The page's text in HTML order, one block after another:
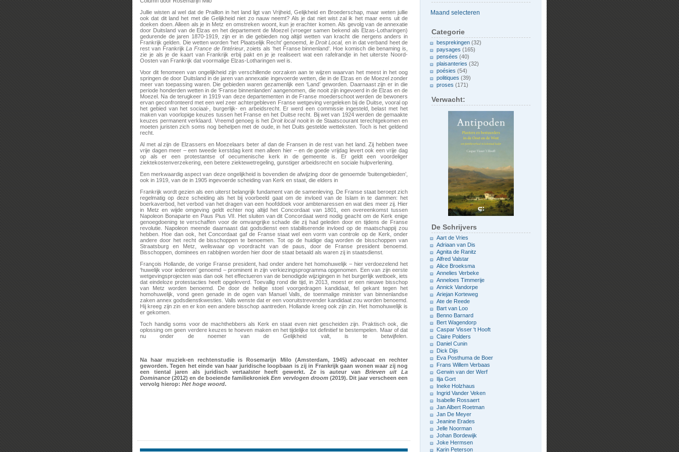
Jullie wisten al wel dat de Praillon in het land ligt van Vrijheid, Gelijkheid en Broederschap, maar weten jullie
ook dat dit land het met die Gelijkheid niet zo nauw neemt? Als je dat niet wist zal ik het maar eens uit de
doeken doen. Alleen als je in Metz en omstreken woont, kun je erachter komen. Als gevolg van de annexatie
door Duitsland van de Elzas en het departement de Moezel (vroeger samen bekend als Elzas-Lotharingen)
gedurende de jaren 1870-1919, zijn er in die gebieden nog altijd wetten van kracht die nergens anders in
Frankrijk gelden. Die wetten worden ‘het Plaatselijk Recht’ genoemd, le Droit Local, en in dat verband heet de
rest van FrankrijkLa France de l’intérieur, zoiets als ‘het Franse binnenland’. Hoe komisch die benaming is,
zie je als je de kaart van Frankrijk erbij pakt en je je realiseert wat een rafelrandje in het uiterste Noord-
Oosten van Frankrijk dat voormalige Elzas-Lotharingen wel is.
Voor dit fenomeen van ongelijkheid zijn verschillende oorzaken aan te wijzen waarvan het meest in het oog
springen de door Duitsland in de jaren van annexatie ingevoerde wetten, die in de Elzas en de Moezel zonder
meer van toepassing waren. Die gebieden waren gezamenlijk een ‘Land’ geworden. Daarnaast zijn er in die
periode honderden wetten in de ‘Franse binnenlanden’ aangenomen, die nooit zijn ingevoerd in de Elzas en de
Moezel. Na de terugkeer in 1919 van deze departementen in de Franse moederschoot werden de bewoners
ervan geconfronteerd met een wel zeer achtergebleven Franse wetgeving vergeleken bij de Duitse, vooral op
het gebied van het sociaal-, burgerlijk- en arbeidsrecht. Er werd een commissie ingesteld, belast met het
maken van voorlopige keuzes tussen het Franse en het Duitse recht. Bij wet van 1924 werden de gemaakte
keuzes permanent verklaard. Vreemd genoeg is het Droit localnooit in de Staatscourant terechtgekomen en
moeten juristen zich soms nog behelpen met de oude, in het Duits gestelde wetteksten. Toch is het geldend
recht.
Al met al zijn de Elzassers en Moezelaars beter af dan de Fransen in de rest van het land. Zij hebben twee
vrije dagen meer – een tweede kerstdag kent men alleen hier – en de goede vrijdag levert ook een vrije dag
op als er een protestantse of oecumenische kerk in de gemeente is. Er geldt een voordeliger
ziektekostenverzekering, een betere ziektewetregeling, gunstiger arbeidsrecht en sociale hulpverlening.
Een merkwaardig aspect van deze ongelijkheid is bovendien de afwijzing door de genoemde ‘buitengebieden’,
ook in 1919, van de in 1905 ingevoerde scheiding van Kerk en staat, die elders in
Frankrijk wordt gezien als een uiterst belangrijk fundament van de samenleving. De Franse staat beroept zich
regelmatig op deze scheiding als het bij voorbeeld gaat om de invloed van de Islam in te dammen: het
boerkaverbod, het verbod van het dragen van een hoofddoek voor ambtenaressen en wat dies meer zij. Hier
in Metz en wijde omgeving geldt echter nog altijd het Concordaat van 1801, een overeenkomst tussen
Napoleon Bonaparte en Paus Pius VII. Het sluiten van dit Concordaat werd nodig geacht om de Kerk enige
genoegdoening te verschaffen voor de omvangrijke schade die zij had geleden door en tijdens de Franse
revolutie. Napoleon meende daarnaast dat godsdienst een stabiliserende invloed op de maatschappij zou
hebben. Hoe dan ook, het Concordaat gaf de Franse staat wel een vorm van controle op de Kerk, onder
andere door het recht de bisschoppen te benoemen. Tot op de huidige dag worden de bisschoppen van
Straatsburg en Metz, weliswaar op voordracht van de paus, door de Franse president benoemd.
Bisschoppen, dominees en rabbijnen worden hier door de staat betaald als waren zij in staatsdienst.
François Hollande, de vorige Franse president, had onder andere het homohuwelijk – hier verdoezelend het
‘huwelijk voor iedereen’ genoemd – prominent in zijn verkiezingsprogramma opgenomen. Een van zijn eerste
wetgevingsprojecten was dan ook het effectueren van de benodigde wijzigingen in het burgerlijk wetboek, iets
dat eindeloze protestacties heeft opgeleverd. Toevallig rond die tijd, in 2013, moest er een nieuwe bisschop
van Metz worden benoemd. De door de heilige stoel voorgedragen kandidaat, fel gekant tegen het
homohuwelijk, vond geen genade in de ogen van Manuel Valls, de toenmalige minister van binnenlandse
zaken annex godsdienstkwesties. Valls wenste dat er een vooruitstrevender kandidaat zou worden benoemd.
Hij kreeg zijn zin en er kon een andere bisschop aantreden. Hollande kreeg ook zijn zin. Het homohuwelijk is
er gekomen.
Toch handig soms voor de machthebbers als Kerk en staat even niet gescheiden zijn. Praktisch ook, die
oplossing om geen verdere keuzes te hoeven maken en het tijdelijke tot definitief te bestempelen. Maar of dat
nu onder de noemer van de Gelijkheid valt, is te betwijfelen.
Na haar muziek-en rechtenstudie is Rosemarijn Milo (Amsterdam, 1945) advocaat en rechter
geworden. Tegen het einde van haar juridische loopbaan is zij in Frankrijk gaan wonen waar zij nog
een tiental jaren als juridisch vertaalster heeft gewerkt. Ze is auteur van Brieven uit La
Dominance (2012) en de boeiende familiekroniekEen vervlogen droom(2019). Dit jaar verscheen een
vervolg hierop: Het hoge woord.
Categorie
besprekingen (32)
paysages (165)
pensées (40)
plaisanteries (32)
poésies (54)
politiques (39)
proses (171)
Verwacht:
De Schrijvers
Aart de Vries
Adriaan van Dis
Agnita de Ranitz
Alfred Valstar
Alice Broeksma
Annelies Verbeke
Anneloes Timmerije
Annick Vandorpe
Ariejan Korteweg
Ate de Reede
Bart van Loo
Benno Barnard
Bert Wagendorp
Caspar Visser 't Hooft
Claire Polders
Daniel Cunin
Dick Dijs
Eva Posthuma de Boer
Frans Willem Verbaas
Gerwin van der Werf
Ilja Gort
Ineke Holzhaus
Ingrid Vander Veken
Isabelle Rossaert
Jan Albert Roetman
Jan De Meyer
Jeanine Erades
Jelle Noorman
Johan Bordewijk
Joke Hermsen
Karin Peterson